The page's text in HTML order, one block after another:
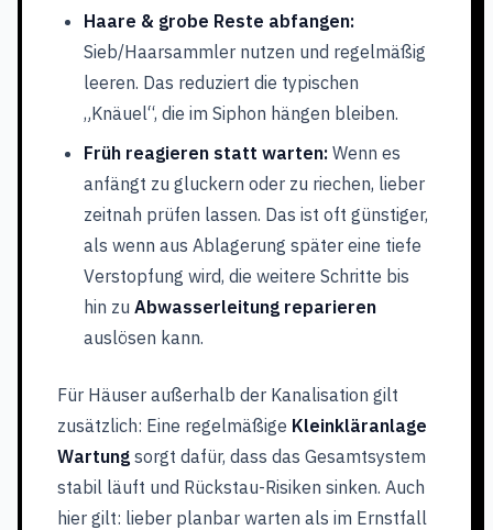
Haare & grobe Reste abfangen:
Sieb/Haarsammler nutzen und regelmäßig
leeren. Das reduziert die typischen
„Knäuel“, die im Siphon hängen bleiben.
Früh reagieren statt warten: Wenn es
anfängt zu gluckern oder zu riechen, lieber
zeitnah prüfen lassen. Das ist oft günstiger,
als wenn aus Ablagerung später eine tiefe
Verstopfung wird, die weitere Schritte bis
hin zu Abwasserleitung reparieren
auslösen kann.
Für Häuser außerhalb der Kanalisation gilt
zusätzlich: Eine regelmäßige Kleinkläranlage
Wartung sorgt dafür, dass das Gesamtsystem
stabil läuft und Rückstau-Risiken sinken. Auch
hier gilt: lieber planbar warten als im Ernstfall